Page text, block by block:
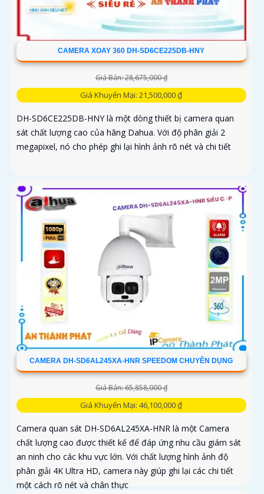
CAMERA XOAY 360 DH-SD6CE225DB-HNY
Giá Bán: 28,675,000 ₫
Giá Khuyến Mại: 21,500,000 ₫
DH-SD6CE225DB-HNY là một dòng thiết bị camera quan
sát chất lượng cao của hãng Dahua. Với độ phân giải 2
megapixel, nó cho phép ghi lại hình ảnh rõ nét và chi tiết
CAMERA DH-SD6AL245XA-HNR SPEEDOM CHUYÊN DỤNG
Giá Bán: 65,858,000 ₫
Giá Khuyến Mại: 46,100,000 ₫
Camera quan sát DH-SD6AL245XA-HNR là một Camera
chất lượng cao được thiết kế để đáp ứng nhu cầu giám sát
an ninh cho các khu vực lớn. Với chất lượng hình ảnh độ
phân giải 4K Ultra HD, camera này giúp ghi lại các chi tiết
một cách rõ nét và chân thực